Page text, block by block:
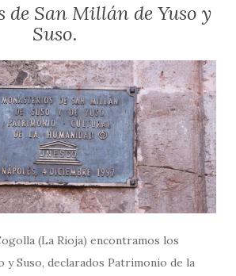
de San Millán de Yuso y
Suso.
(La Rioja) encontramos los
y Suso, declarados Patrimonio de la